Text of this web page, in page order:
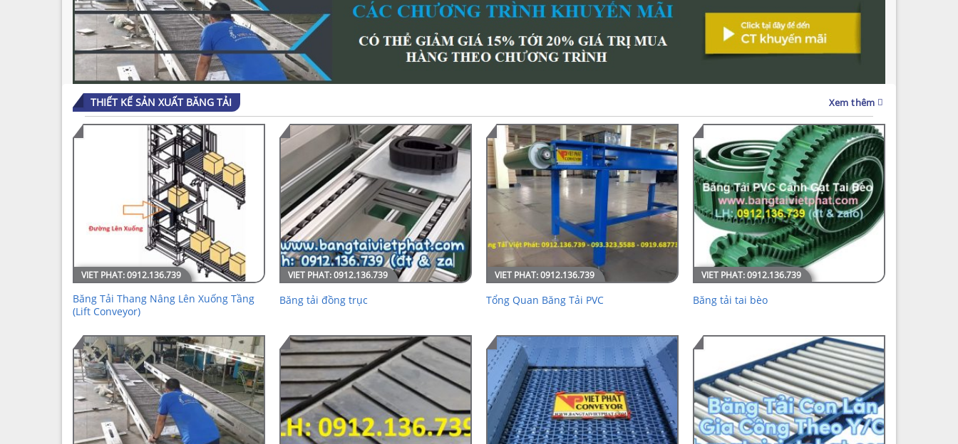
THIẾT KẾ SẢN XUẤT BĂNG TẢI Xem thêm
Băng Tải Thang Nâng Lên Xuống Tầng
(Lift Conveyor)
Băng tải đồng trục Tổng Quan Băng Tải PVC Băng tải tai bèo